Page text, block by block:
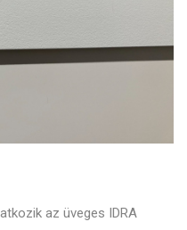
az üveges IDRA